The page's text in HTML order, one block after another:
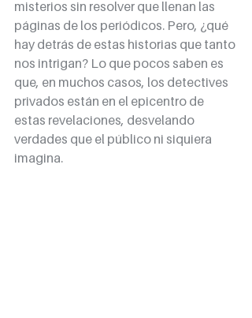
misterios sin resolver que llenan las
páginas de los periódicos. Pero, ¿qué
hay detrás de estas historias que tanto
nos intrigan? Lo que pocos saben es
que, en muchos casos, los detectives
privados están en el epicentro de
estas revelaciones, desvelando
verdades que el público ni siquiera
imagina.